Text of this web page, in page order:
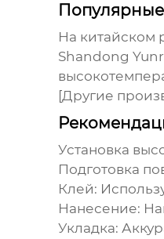
На китайском
Shandong
[Другие
Установка
Подготовка
Клей:
Нанесение:
Укладка: